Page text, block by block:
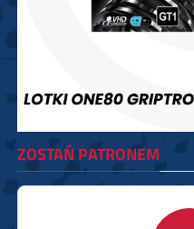
ZOSTAŃ PATRONEM